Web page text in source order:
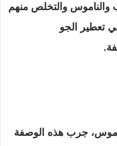
والناموس والتخلص منهم
تعطير الجو
جرب هذه الوصفة